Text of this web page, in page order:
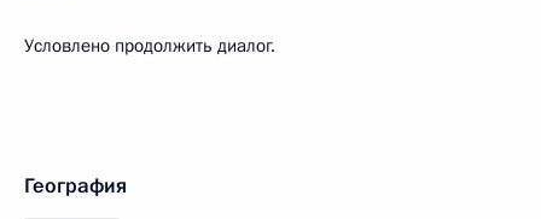
Условлено продолжить диалог.
География